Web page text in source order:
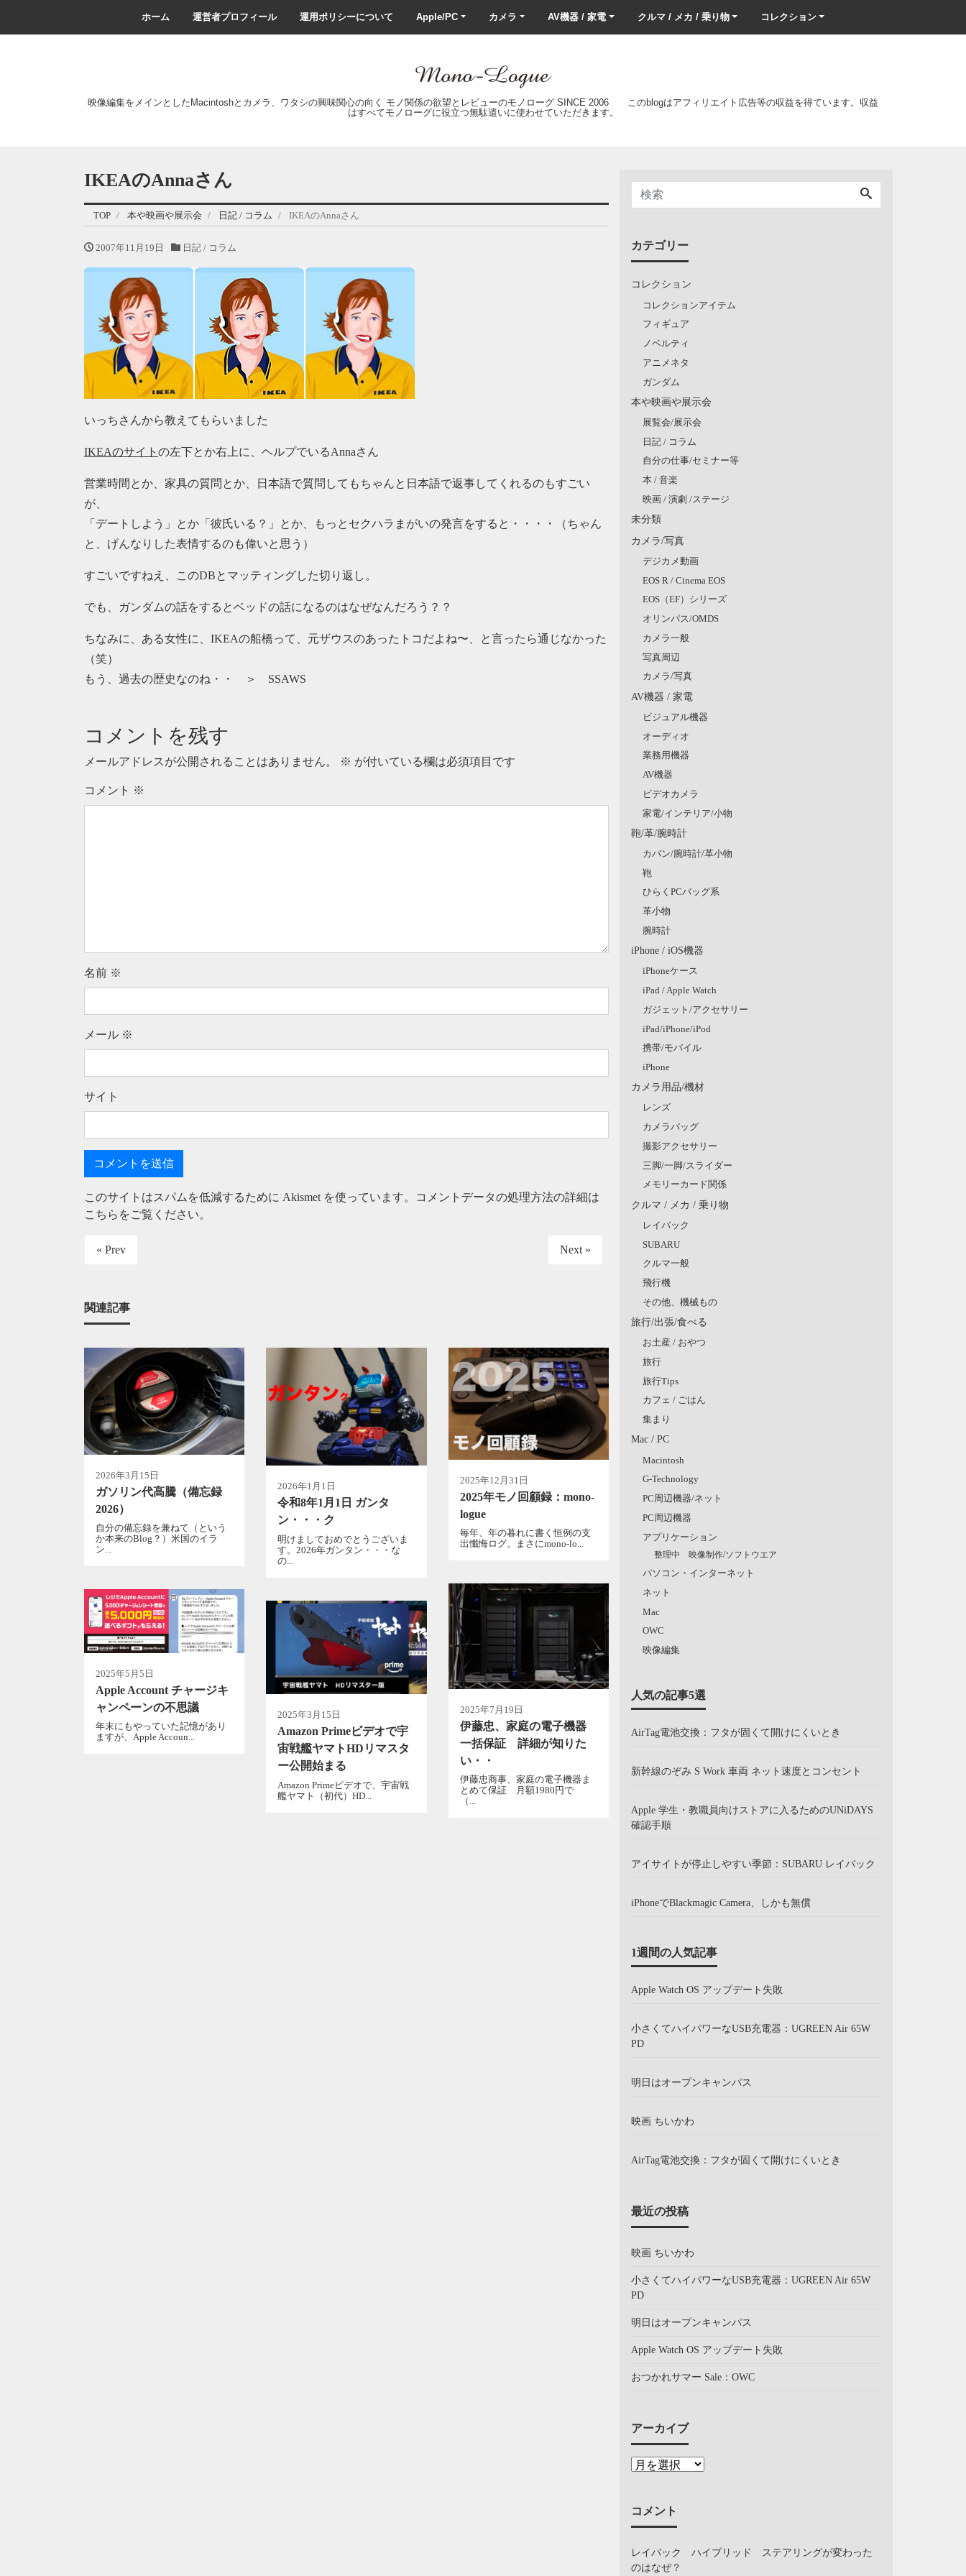
ホーム 運営者プロフィール 運用ポリシーについて Apple/PC カメラ AV機器 / 家電 クルマ / メカ / 乗り物 コレクション
映像編集をメインとしたMacintoshとカメラ、ワタシの興味関心の向く モノ関係の欲望とレビューのモノローグ SINCE 2006 このblogはアフィリエイト広告等の収益を得ています。収益
はすべてモノローグに役立つ無駄遣いに使わせていただきます。
IKEAのAnnaさん
TOP 本や映画や展示会 日記 / コラム IKEAのAnnaさん
2007年11月19日 日記 / コラム
いっちさんから教えてもらいました
IKEAのサイト の左下とか右上に、ヘルプでいるAnnaさん
営業時間とか、家具の質問とか、日本語で質問してもちゃんと日本語で返事してくれるのもすごい
が、
「デートしよう」とか「彼氏いる？」とか、もっとセクハラまがいの発言をすると・・・・（ちゃん
と、げんなりした表情するのも偉いと思う）
すごいですねえ、このDBとマッティングした切り返し。
でも、ガンダムの話をするとベッドの話になるのはなぜなんだろう？？
ちなみに、ある女性に、IKEAの船橋って、元ザウスのあったトコだよね〜、と言ったら通じなかった
（笑）
もう、過去の歴史なのね・・ ＞ SSAWS
コメントを残す
メールアドレスが公開されることはありません。 ※ が付いている欄は必須項目です
コメント ※
名前 ※
メール ※
サイト
このサイトはスパムを低減するために Akismet を使っています。
コメントデータの処理方法の詳細は
こちらをご覧ください。
« Prev Next »
関連記事
2026年3月15日
ガソリン代高騰（備忘録
2026）
自分の備忘録を兼ねて（という
か本来のBlog？）米国のイラ
ン...
2026年1月1日
令和8年1月1日 ガンタ
ン・・・ク
明けましておめでとうございま
す。2026年ガンタン・・・な
の...
2025年12月31日
2025年モノ回顧録：mono-
logue
毎年、年の暮れに書く恒例の支
出懺悔ログ。まさにmono-lo...
2025年7月19日
伊藤忠、家庭の電子機器
一括保証 詳細が知りた
い・・
伊藤忠商事、家庭の電子機器ま
とめて保証 月額1980円で
（...
2025年5月5日
Apple Account チャージキ
ャンペーンの不思議
年末にもやっていた記憶があり
ますが、Apple Accoun...
2025年3月15日
Amazon Primeビデオで宇
宙戦艦ヤマトHDリマスタ
ー公開始まる
Amazon Primeビデオで、宇宙戦
艦ヤマト（初代）HD...
カテゴリー
コレクション
コレクションアイテム
フィギュア
ノベルティ
アニメネタ
ガンダム
本や映画や展示会
展覧会/展示会
日記 / コラム
自分の仕事/セミナー等
本 / 音楽
映画 / 演劇 /ステージ
未分類
カメラ/写真
デジカメ動画
EOS R / Cinema EOS
EOS（EF）シリーズ
オリンパス/OMDS
カメラ一般
写真周辺
カメラ/写真
AV機器 / 家電
ビジュアル機器
オーディオ
業務用機器
AV機器
ビデオカメラ
家電/インテリア/小物
鞄/革/腕時計
カバン/腕時計/革小物
鞄
ひらくPCバッグ系
革小物
腕時計
iPhone / iOS機器
iPhoneケース
iPad / Apple Watch
ガジェット/アクセサリー
iPad/iPhone/iPod
携帯/モバイル
iPhone
カメラ用品/機材
レンズ
カメラバッグ
撮影アクセサリー
三脚/一脚/スライダー
メモリーカード関係
クルマ / メカ / 乗り物
レイバック
SUBARU
クルマ一般
飛行機
その他、機械もの
旅行/出張/食べる
お土産 / おやつ
旅行
旅行Tips
カフェ / ごはん
集まり
Mac / PC
Macintosh
G-Technology
PC周辺機器/ネット
PC周辺機器
アプリケーション
整理中 映像制作/ソフトウエア
パソコン・インターネット
ネット
Mac
OWC
映像編集
人気の記事5選
AirTag電池交換：フタが固くて開けにくいとき
新幹線のぞみ S Work 車両 ネット速度とコンセント
Apple 学生・教職員向けストアに入るためのUNiDAYS
確認手順
アイサイトが停止しやすい季節：SUBARU レイバック
iPhoneでBlackmagic Camera、しかも無償
1週間の人気記事
Apple Watch OS アップデート失敗
小さくてハイパワーなUSB充電器：UGREEN Air 65W
PD
明日はオープンキャンパス
映画 ちいかわ
AirTag電池交換：フタが固くて開けにくいとき
最近の投稿
映画 ちいかわ
小さくてハイパワーなUSB充電器：UGREEN Air 65W
PD
明日はオープンキャンパス
Apple Watch OS アップデート失敗
おつかれサマー Sale：OWC
アーカイブ
コメント
レイバック ハイブリッド ステアリングが変わった
のはなぜ？